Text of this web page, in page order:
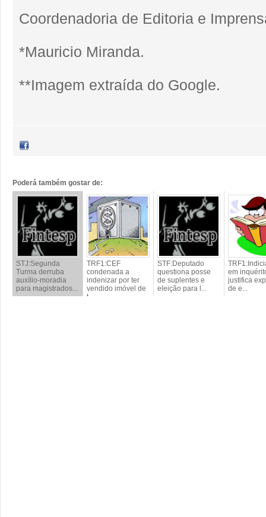
Coordenadoria de Editoria e
*Mauricio Miranda.
**Imagem extraída do Google.
Poderá também gostar de:
STJ:Segunda
Turma derruba
auxílio-moradia
para magistrados...
TRF1:CEF
condenada a
indenizar por ter
vendido imóvel de
t...
STF:Deputado
questiona posse
de suplentes e
eleição para l...
em
justifica
de e...